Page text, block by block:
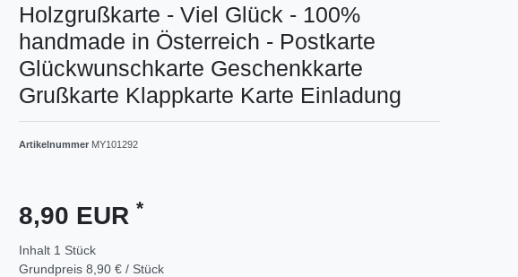
Holzgrußkarte - Viel Glück - 100%
handmade in Österreich - Postkarte
Glückwunschkarte Geschenkkarte
Grußkarte Klappkarte Karte Einladung
Artikelnummer MY101292
8,90 EUR *
Inhalt 1 Stück
Grundpreis 8,90 € / Stück